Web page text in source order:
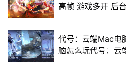
高帧 游戏多开 后
代号：云端Mac电
脑怎么玩代号：云